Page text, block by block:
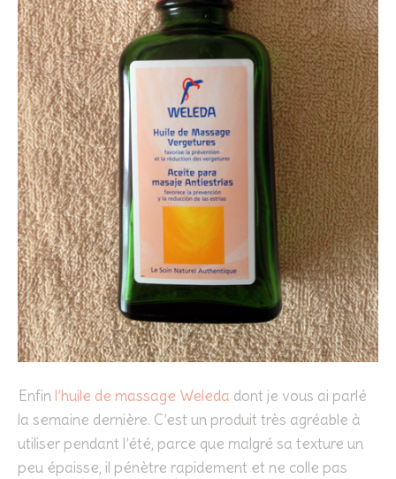
Enfin l’huile de massage Weleda dont je vous ai parlé
la semaine dernière. C’est un produit très agréable à
utiliser pendant l’été, parce que malgré sa texture un
peu épaisse, il pénètre rapidement et ne colle pas